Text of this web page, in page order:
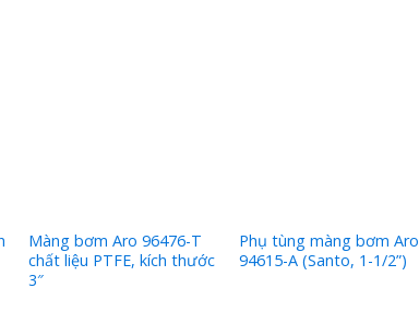
Màng bơm Aro 96476-T
chất liệu PTFE, kích thước
3″
Phụ tùng màng bơm Aro
94615-A (Santo, 1-1/2”)